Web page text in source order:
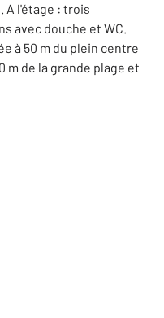
A l'étage : trois
avec douche et WC.
à 50 m du plein centre
m de la grande plage et